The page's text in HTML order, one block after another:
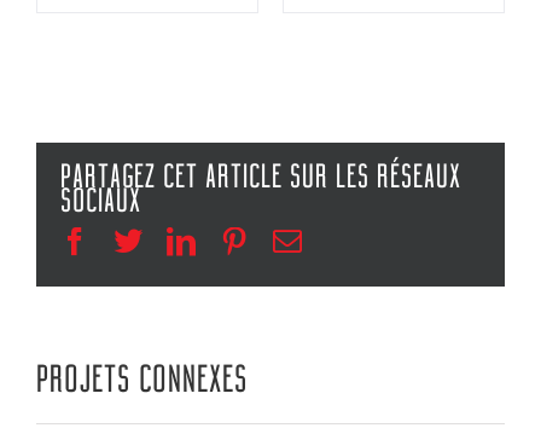
PARTAGEZ CET ARTICLE SUR LES RÉSEAUX
SOCIAUX
Facebook
TwitterLinkedinPinterest
Email
PROJETS CONNEXES